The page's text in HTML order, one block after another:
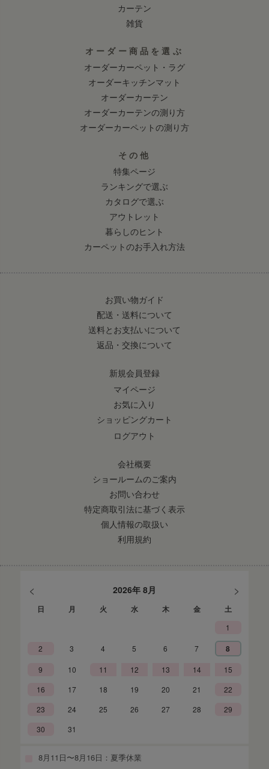
カーテン
雑貨
オーダー商品を選ぶ
オーダーカーペット・ラグ
オーダーキッチンマット
オーダーカーテン
オーダーカーテンの測り方
オーダーカーペットの測り方
その他
特集ページ
ランキングで選ぶ
カタログで選ぶ
アウトレット
暮らしのヒント
カーペットのお手入れ方法
お買い物ガイド
配送・送料について
送料とお支払いについて
返品・交換について
新規会員登録
マイページ
お気に入り
ショッピングカート
ログアウト
会社概要
ショールームのご案内
お問い合わせ
特定商取引法に基づく表示
個人情報の取扱い
利用規約
< 2026年 8月 >
日 月 火 水 木 金 土
1
2 3 4 5 6 7 8
9 10 11 12 13 14
15
16
17 18 19 20 21
22
23
24 25 26 27 28
29
30
31
8月11日〜8月16日：夏季休業